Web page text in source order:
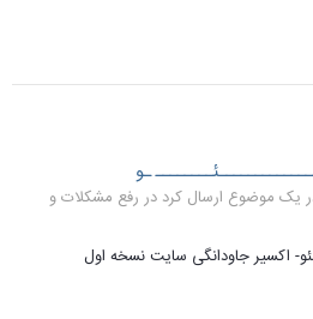
ـو
رفع مشکلات و
اکسیر جاودانگی سایت نسخه اول